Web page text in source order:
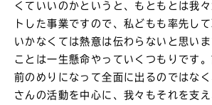
くていいのかというと、もともとは我
トした事業ですので、私どもも率先し
いかなくては熱意は伝わらないと思い
ことは一生懸命やっていくつもりです
前のめりになって全面に出るのではな
さんの活動を中心に、我々もそれを支